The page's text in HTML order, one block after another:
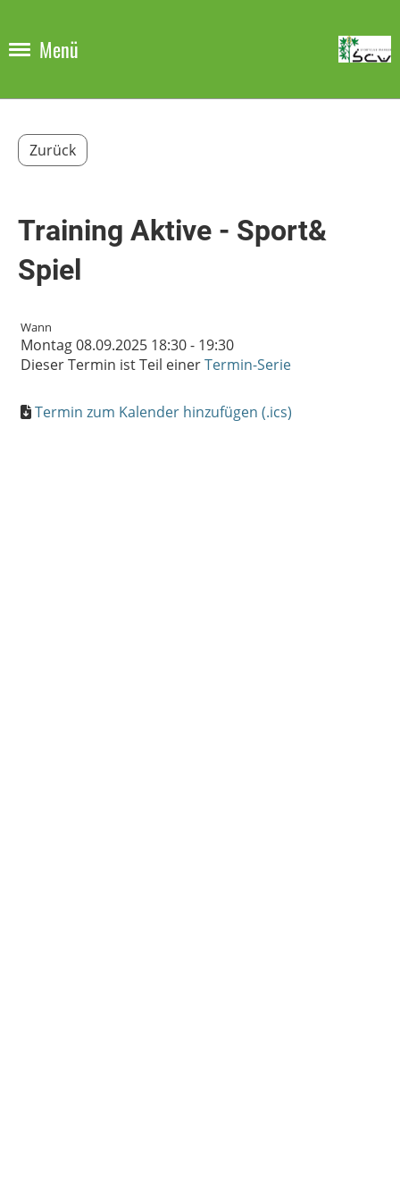
Menü
Zurück
Training Aktive - Sport&
Spiel
Wann
Montag 08.09.2025 18:30 - 19:30
Dieser Termin ist Teil einerTermin-Serie
Termin zum Kalender hinzufügen (.ics)